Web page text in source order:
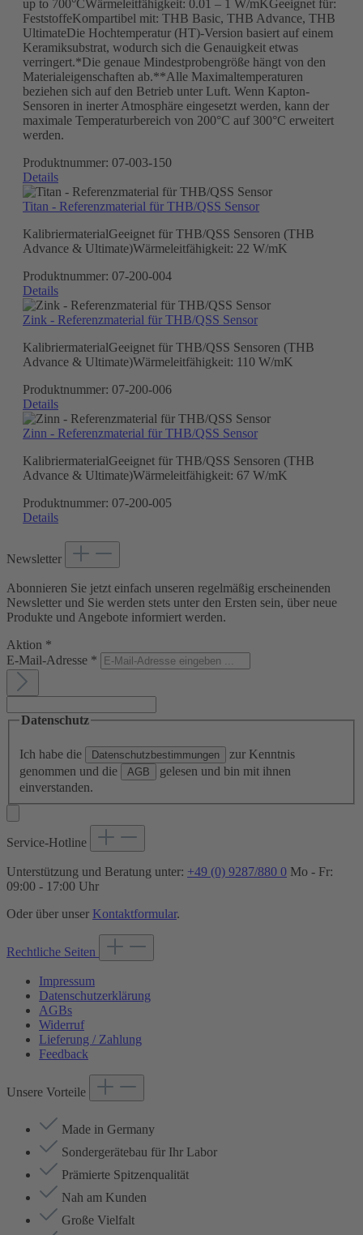
up to 700°CWärmeleitfähigkeit: 0.01 – 1 W/mKGeeignet für:
FeststoffeKompartibel mit: THB Basic, THB Advance, THB
UltimateDie Hochtemperatur (HT)-Version basiert auf einem
Keramiksubstrat, wodurch sich die Genauigkeit etwas
verringert.*Die genaue Mindestprobengröße hängt von den
Materialeigenschaften ab.**Alle Maximaltemperaturen
beziehen sich auf den Betrieb unter Luft. Wenn Kapton-
Sensoren in inerter Atmosphäre eingesetzt werden, kann der
maximale Temperaturbereich von 200°C auf 300°C erweitert
werden.
Produktnummer: 07-003-150
Details
Titan - Referenzmaterial für THB/QSS Sensor
KalibriermaterialGeeignet für THB/QSS Sensoren (THB
Advance & Ultimate)Wärmeleitfähigkeit: 22 W/mK
Produktnummer: 07-200-004
Details
Zink - Referenzmaterial für THB/QSS Sensor
KalibriermaterialGeeignet für THB/QSS Sensoren (THB
Advance & Ultimate)Wärmeleitfähigkeit: 110 W/mK
Produktnummer: 07-200-006
Details
Zinn - Referenzmaterial für THB/QSS Sensor
KalibriermaterialGeeignet für THB/QSS Sensoren (THB
Advance & Ultimate)Wärmeleitfähigkeit: 67 W/mK
Produktnummer: 07-200-005
Details
Newsletter
Abonnieren Sie jetzt einfach unseren regelmäßig erscheinenden
Newsletter und Sie werden stets unter den Ersten sein, über neue
Produkte und Angebote informiert werden.
Aktion *
E-Mail-Adresse *
Datenschutz
Ich habe die Datenschutzbestimmungen
zur Kenntnis
genommen und die
AGB
gelesen und bin mit ihnen
einverstanden.
Service-Hotline
Unterstützung und Beratung unter: +49 (0) 9287/880 0 Mo - Fr:
09:00 - 17:00 Uhr
Oder über unser Kontaktformular.
Rechtliche Seiten
Impressum
Datenschutzerklärung
AGBs
Widerruf
Lieferung / Zahlung
Feedback
Unsere Vorteile
Made in Germany
Sondergerätebau für Ihr Labor
Prämierte Spitzenqualität
Nah am Kunden
Große Vielfalt